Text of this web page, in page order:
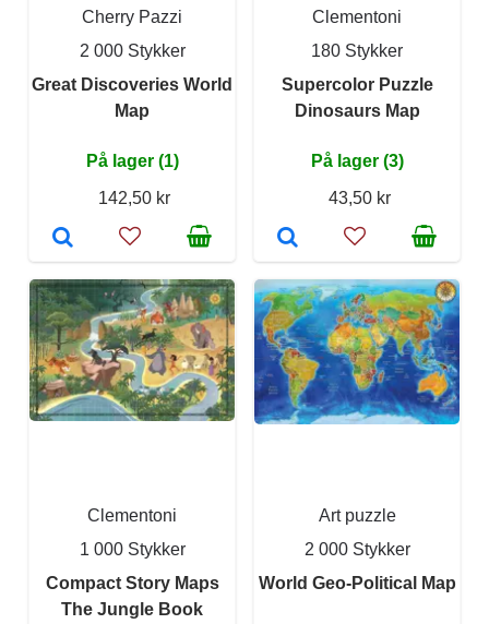
Cherry Pazzi
2 000 Stykker
Great Discoveries World
Map
På lager (1)
142,50 kr
Clementoni
180 Stykker
Supercolor Puzzle
Dinosaurs Map
På lager (3)
43,50 kr
Clementoni
1 000 Stykker
Compact Story Maps
The Jungle Book
Art puzzle
2 000 Stykker
World Geo-Political Map